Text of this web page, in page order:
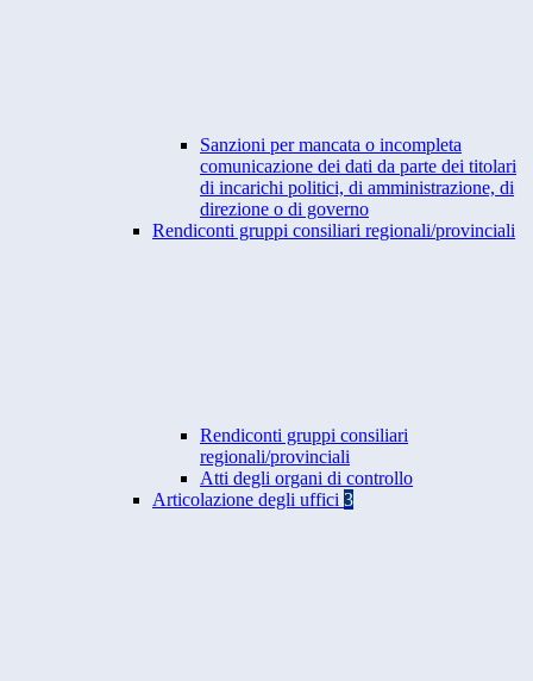
Sanzioni per mancata o incompleta
comunicazione dei dati da parte dei titolari
di incarichi politici, di amministrazione, di
direzione o di governo
Rendiconti gruppi consiliari regionali/provinciali
Rendiconti gruppi consiliari
regionali/provinciali
Atti degli organi di controllo
Articolazione degli uffici 3